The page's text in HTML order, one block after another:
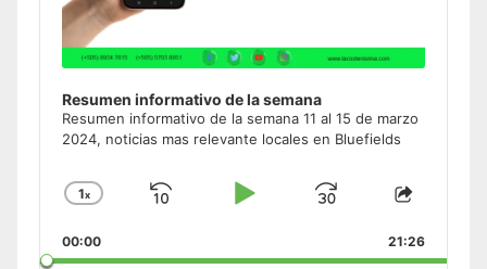
Resumen informativo de la semana
Resumen informativo de la semana 11 al 15 de marzo
2024, noticias mas relevante locales en Bluefields
Change
Rate
1x
Skip
Play
Jump
Forward
Share
Episode
00:00 21:26